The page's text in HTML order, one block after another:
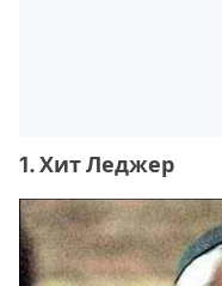
1. Хит Леджер